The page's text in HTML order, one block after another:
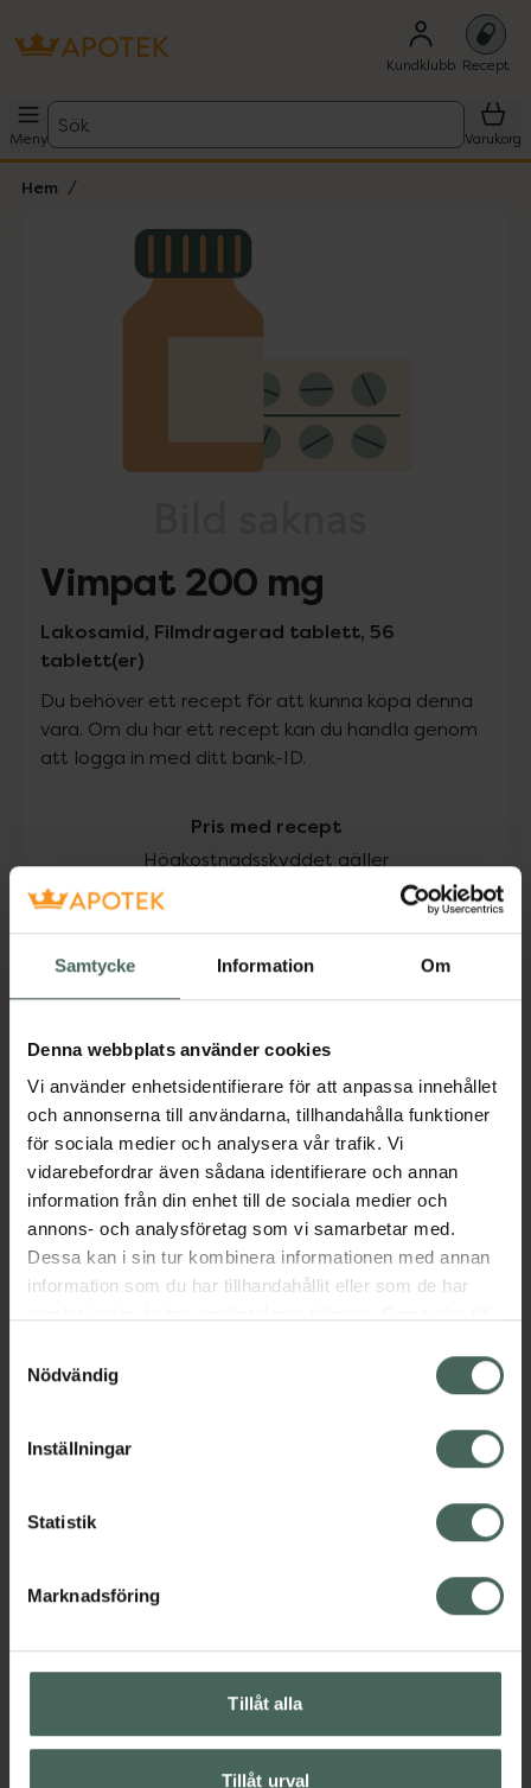
Samtycke Information Om
Denna webbplats använder cookies
Vi använder enhetsidentifierare för att anpassa innehållet
och annonserna till användarna, tillhandahålla funktioner
för sociala medier och analysera vår trafik. Vi
vidarebefordrar även sådana identifierare och annan
information från din enhet till de sociala medier och
annons- och analysföretag som vi samarbetar med.
Dessa kan i sin tur kombinera informationen med annan
information som du har tillhandahållit eller som de har
återkalla ditt samtycke via webbplatsens
cookieinställningar. Ett återkallat samtycke påverkar inte
lagligheten av behandling som skett innan återkallelsen.
Nödvändig
Inställningar
Statistik
Marknadsföring
Tillåt alla
Tillåt urval
Kundklubb Recept
Meny
Sök
Varukorg
Hem
Lista: . Innehåller 1 objekt.
Vimpat 200 mg
Lakosamid, Filmdragerad tablett, 56
tablett(er)
Du behöver ett recept för att kunna köpa denna
vara. Om du har ett recept kan du handla genom
att logga in med ditt bank-ID.
Pris med recept
Högkostnadsskyddet gäller
1577,50 kr
I apotek:1577,50 kr
Aktuella erbjudanden
Beskrivning Dölj
EAN:05712440023673
Kronans Apotek finns här för dig. Du hittar oss från Skåne i
syd till Lappland i norr, och online i mobilen och på
hjälpa just dig att må lite bättre. Välkommen att prata
Kundservice
Leverans, betalning och retur